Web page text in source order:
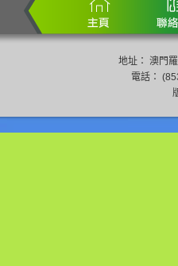
地址： 澳門
電話：